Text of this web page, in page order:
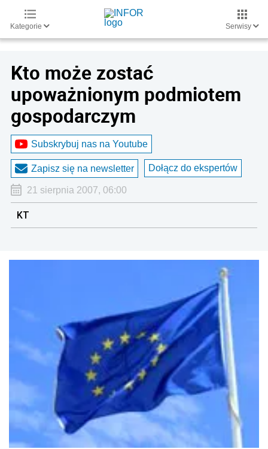
Kategorie Serwisy
Kto może zostać
upoważnionym podmiotem
gospodarczym
Subskrybuj nas na Youtube
Zapisz się na newsletter Dołącz do ekspertów
21 sierpnia 2007, 06:00
KT